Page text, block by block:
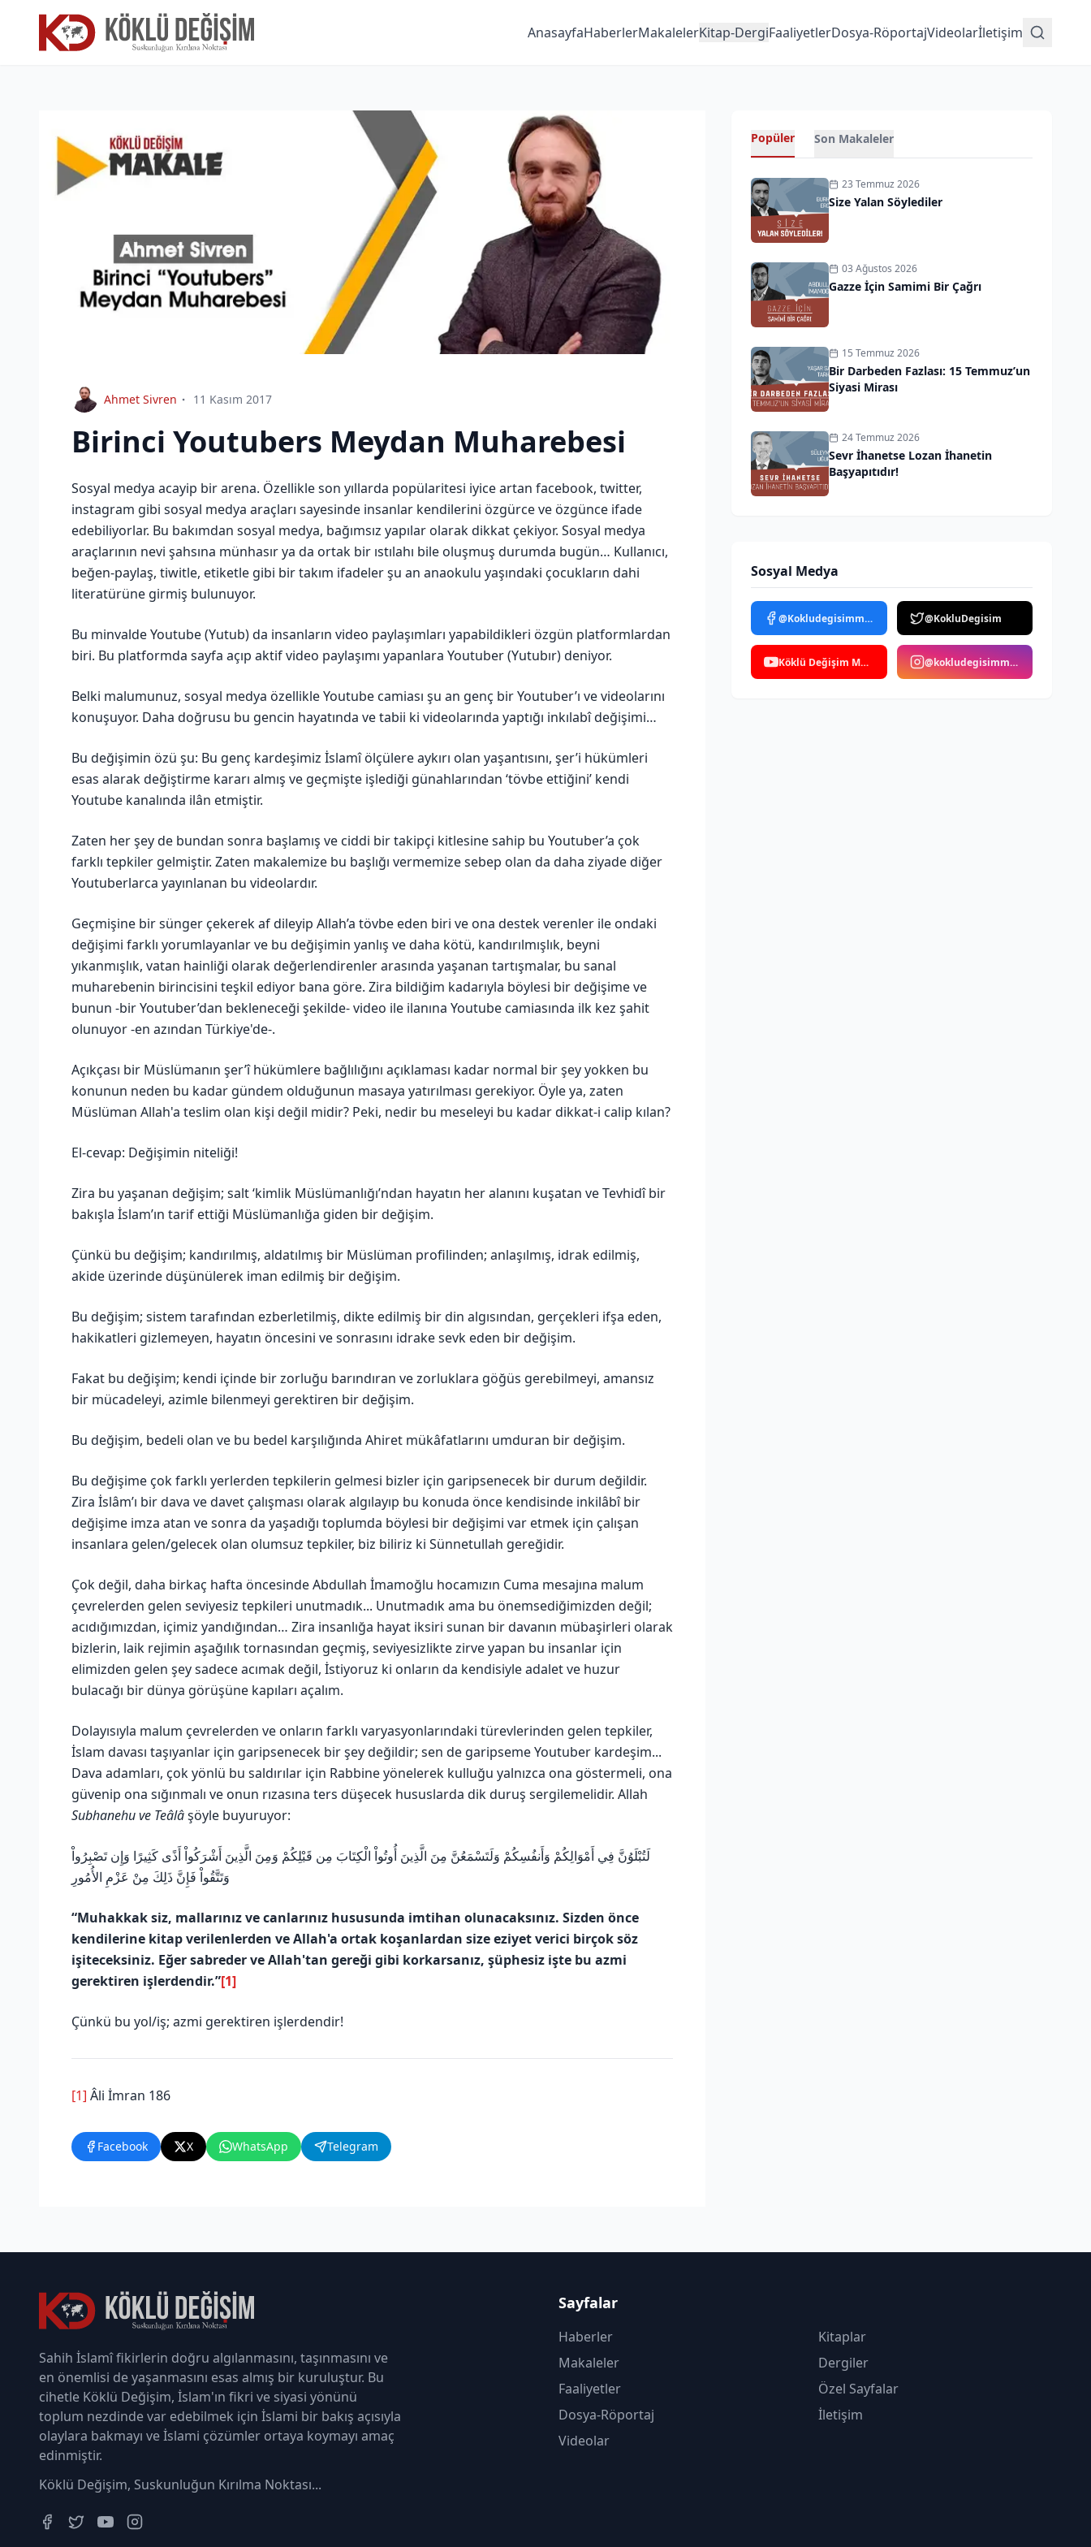
AnasayfaHaberlerMakalelerKitap-DergiFaaliyetlerDosya-RöportajVideolarİletişim
Ahmet Sivren 11 Kasım 2017
Birinci Youtubers Meydan Muharebesi
Sosyal medya acayip bir arena. Özellikle son yıllarda popülaritesi iyice artan facebook, twitter,
instagram gibi sosyal medya araçları sayesinde insanlar kendilerini özgürce ve özgünce ifade
edebiliyorlar. Bu bakımdan sosyal medya, bağımsız yapılar olarak dikkat çekiyor. Sosyal medya
araçlarının nevi şahsına münhasır ya da ortak bir ıstılahı bile oluşmuş durumda bugün… Kullanıcı,
beğen-paylaş, tiwitle, etiketle gibi bir takım ifadeler şu an anaokulu yaşındaki çocukların dahi
literatürüne girmiş bulunuyor.
Bu minvalde Youtube (Yutub) da insanların video paylaşımları yapabildikleri özgün platformlardan
biri. Bu platformda sayfa açıp aktif video paylaşımı yapanlara Youtuber (Yutubır) deniyor.
Belki malumunuz, sosyal medya özellikle Youtube camiası şu an genç bir Youtuber’ı ve videolarını
konuşuyor. Daha doğrusu bu gencin hayatında ve tabii ki videolarında yaptığı inkılabî değişimi…
Bu değişimin özü şu: Bu genç kardeşimiz İslamî ölçülere aykırı olan yaşantısını, şer’i hükümleri
esas alarak değiştirme kararı almış ve geçmişte işlediği günahlarından ‘tövbe ettiğini’ kendi
Youtube kanalında ilân etmiştir.
Zaten her şey de bundan sonra başlamış ve ciddi bir takipçi kitlesine sahip bu Youtuber’a çok
farklı tepkiler gelmiştir. Zaten makalemize bu başlığı vermemize sebep olan da daha ziyade diğer
Youtuberlarca yayınlanan bu videolardır.
Geçmişine bir sünger çekerek af dileyip Allah’a tövbe eden biri ve ona destek verenler ile ondaki
değişimi farklı yorumlayanlar ve bu değişimin yanlış ve daha kötü, kandırılmışlık, beyni
yıkanmışlık, vatan hainliği olarak değerlendirenler arasında yaşanan tartışmalar, bu sanal
muharebenin birincisini teşkil ediyor bana göre. Zira bildiğim kadarıyla böylesi bir değişime ve
bunun -bir Youtuber’dan bekleneceği şekilde- video ile ilanına Youtube camiasında ilk kez şahit
olunuyor -en azından Türkiye'de-.
Açıkçası bir Müslümanın şer’î hükümlere bağlılığını açıklaması kadar normal bir şey yokken bu
konunun neden bu kadar gündem olduğunun masaya yatırılması gerekiyor. Öyle ya, zaten
Müslüman Allah'a teslim olan kişi değil midir? Peki, nedir bu meseleyi bu kadar dikkat-i calip kılan?
El-cevap: Değişimin niteliği!
Zira bu yaşanan değişim; salt ‘kimlik Müslümanlığı’ndan hayatın her alanını kuşatan ve Tevhidî bir
bakışla İslam’ın tarif ettiği Müslümanlığa giden bir değişim.
Çünkü bu değişim; kandırılmış, aldatılmış bir Müslüman profilinden; anlaşılmış, idrak edilmiş,
akide üzerinde düşünülerek iman edilmiş bir değişim.
Bu değişim; sistem tarafından ezberletilmiş, dikte edilmiş bir din algısından, gerçekleri ifşa eden,
hakikatleri gizlemeyen, hayatın öncesini ve sonrasını idrake sevk eden bir değişim.
Fakat bu değişim; kendi içinde bir zorluğu barındıran ve zorluklara göğüs gerebilmeyi, amansız
bir mücadeleyi, azimle bilenmeyi gerektiren bir değişim.
Bu değişim, bedeli olan ve bu bedel karşılığında Ahiret mükâfatlarını umduran bir değişim.
Bu değişime çok farklı yerlerden tepkilerin gelmesi bizler için garipsenecek bir durum değildir.
Zira İslâm’ı bir dava ve davet çalışması olarak algılayıp bu konuda önce kendisinde inkilâbî bir
değişime imza atan ve sonra da yaşadığı toplumda böylesi bir değişimi var etmek için çalışan
insanlara gelen/gelecek olan olumsuz tepkiler, biz biliriz ki Sünnetullah gereğidir.
Çok değil, daha birkaç hafta öncesinde Abdullah İmamoğlu hocamızın Cuma mesajına malum
çevrelerden gelen seviyesiz tepkileri unutmadık... Unutmadık ama bu önemsediğimizden değil;
acıdığımızdan, içimiz yandığından… Zira insanlığa hayat iksiri sunan bir davanın mübaşirleri olarak
bizlerin, laik rejimin aşağılık tornasından geçmiş, seviyesizlikte zirve yapan bu insanlar için
elimizden gelen şey sadece acımak değil, İstiyoruz ki onların da kendisiyle adalet ve huzur
bulacağı bir dünya görüşüne kapıları açalım.
Dolayısıyla malum çevrelerden ve onların farklı varyasyonlarındaki türevlerinden gelen tepkiler,
İslam davası taşıyanlar için garipsenecek bir şey değildir; sen de garipseme Youtuber kardeşim...
Dava adamları, çok yönlü bu saldırılar için Rabbine yönelerek kulluğu yalnızca ona göstermeli, ona
güvenip ona sığınmalı ve onun rızasına ters düşecek hususlarda dik duruş sergilemelidir. Allah
Subhanehu ve Teâlâşöyle buyuruyor:
لَتُبْلَوُنَّ فِي أَمْوَالِكُمْ وَأَنفُسِكُمْ وَلَتَسْمَعُنَّ مِنَ الَّذِينَ أُوتُواْ الْكِتَابَ مِن قَبْلِكُمْ وَمِنَ الَّذِينَ أَشْرَكُواْ أَذًى كَثِيرًا وَإِن تَصْبِرُواْ
وَتَتَّقُواْ فَإِنَّ ذَلِكَ مِنْ عَزْمِ الأُمُورِ
“Muhakkak siz, mallarınız ve canlarınız hususunda imtihan olunacaksınız. Sizden önce
kendilerine kitap verilenlerden ve Allah'a ortak koşanlardan size eziyet verici birçok söz
işiteceksiniz. Eğer sabreder ve Allah'tan gereği gibi korkarsanız, şüphesiz işte bu azmi
gerektiren işlerdendir.”[1]
Çünkü bu yol/iş; azmi gerektiren işlerdendir!
[1] Âli İmran 186
Facebook X WhatsApp Telegram
Popüler Son Makaleler
23 Temmuz 2026
Size Yalan Söylediler
03 Ağustos 2026
Gazze İçin Samimi Bir Çağrı
15 Temmuz 2026
Bir Darbeden Fazlası: 15 Temmuz’un
Siyasi Mirası
24 Temmuz 2026
Sevr İhanetse Lozan İhanetin
Başyapıtıdır!
Sosyal Medya
@Kokludegisimmedya @KokluDegisim
Köklü Değişim Medya @kokludegisimmedya
Sahih İslamî fikirlerin doğru algılanmasını, taşınmasını ve
en önemlisi de yaşanmasını esas almış bir kuruluştur. Bu
cihetle Köklü Değişim, İslam'ın fikri ve siyasi yönünü
toplum nezdinde var edebilmek için İslami bir bakış açısıyla
olaylara bakmayı ve İslami çözümler ortaya koymayı amaç
edinmiştir.
Köklü Değişim, Suskunluğun Kırılma Noktası...
Sayfalar
Haberler
Makaleler
Faaliyetler
Dosya-Röportaj
Videolar
Kitaplar
Dergiler
Özel Sayfalar
İletişim